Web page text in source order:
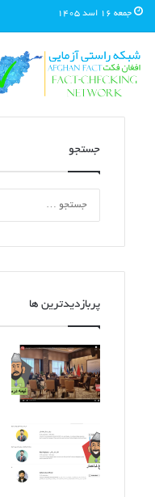
جمعه ۱۶ اسد ۱۴۰۵
جستجو
پربازدیدترین ها